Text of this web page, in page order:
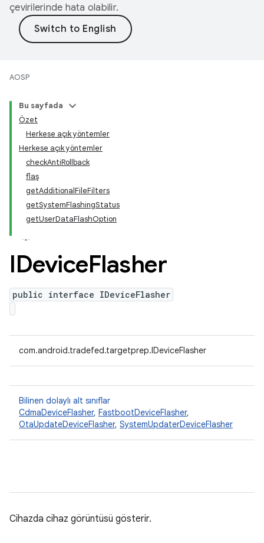
çevirilerinde hata olabilir.
AOSP
Bu sayfada
Özet
Herkese açık yöntemler
Herkese açık yöntemler
checkAntiRollback
flaş
getAdditionalFileFilters
getSystemFlashingStatus
getUserDataFlashOption
IDeviceFlasher
public interface IDeviceFlasher
com.android.tradefed.targetprep.IDeviceFlasher
Bilinen dolaylı alt sınıflar
CdmaDeviceFlasher, FastbootDeviceFlasher,
OtaUpdateDeviceFlasher, SystemUpdaterDeviceFlasher
Cihazda cihaz görüntüsü gösterir.